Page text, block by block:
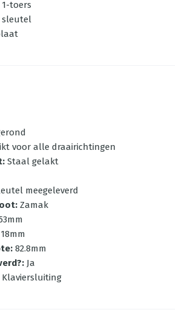
toers
sleutel
voor alle draairichtingen
: Staal gelakt
meegeleverd
: Zamak
18mm
: 82.8mm
: Ja
Klaviersluiting